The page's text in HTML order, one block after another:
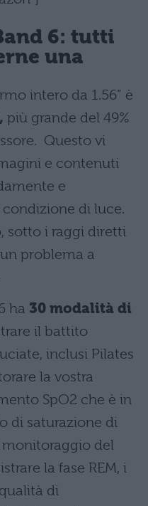
6: tutti
una
intero da 1.56” è
più grande del 49%
Questo vi
e contenuti
e
di luce.
sotto i raggi diretti
problema a
ha 30 modalità di
il battito
inclusi Pilates
la vostra
SpO2 che è in
di saturazione di
monitoraggio del
la fase REM, i
di